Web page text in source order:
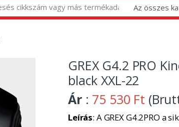
Az összes
GREX G4.2 PRO
black XXL-22
Ár : 75 530 Ft
Leírás: A GREX G4.2PRO a